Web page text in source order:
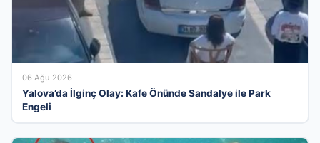
06 Ağu 2026
Yalova’da İlginç Olay: Kafe Önünde Sandalye ile Park
Engeli